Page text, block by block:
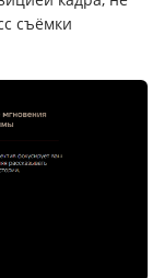
съёмки